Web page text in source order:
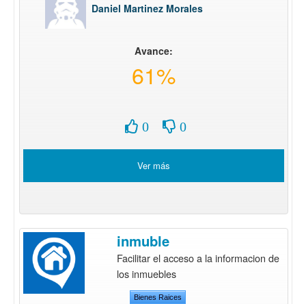
Daniel Martinez Morales
Avance:
61%
0 0
Ver más
inmuble
Facilitar el acceso a la informacion de
los inmuebles
Bienes Raices